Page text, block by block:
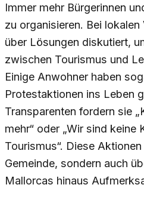
Immer mehr Bürgerinnen
zu organisieren. Bei
über Lösungen diskutiert,
zwischen Tourismus und
Einige Anwohner haben
Protestaktionen ins Leben
Transparenten fordern sie
mehr“ oder „Wir sind keine
Tourismus“. Diese
Gemeinde, sondern auch
Mallorcas hinaus